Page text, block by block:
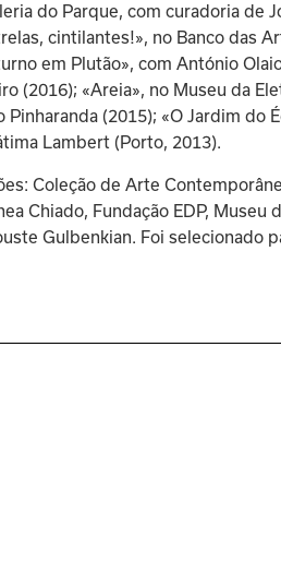
do Parque, com curadoria de
cintilantes!», no Banco das
em Plutão», com António
(2016); «Areia», no Museu da
(2015); «O Jardim do
Lambert (Porto, 2013).
Coleção de Arte
Chiado, Fundação EDP, Museu
Gulbenkian. Foi selecionado